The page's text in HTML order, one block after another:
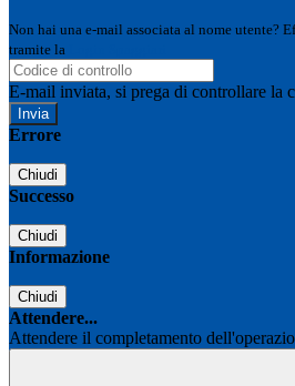
Non hai una e-mail associata al nome utente?
tramite la
E-mail inviata, si prega di controllare la
Errore
Chiudi
Successo
Chiudi
Informazione
Chiudi
Attendere...
Attendere il completamento